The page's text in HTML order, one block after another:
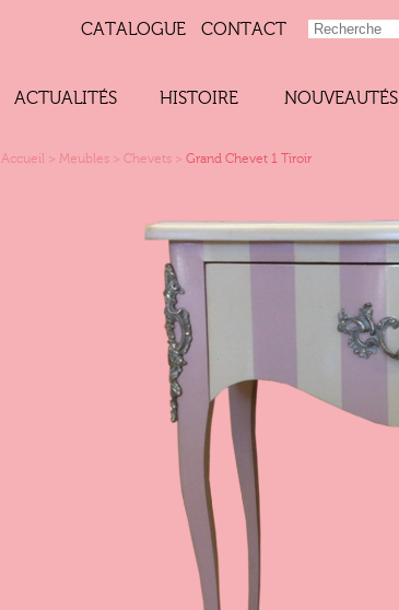
CATALOGUE CONTACT
ACTUALITÉS HISTOIRE NOUVEAUTÉS
Accueil > Meubles > Chevets > Grand Chevet 1 Tiroir